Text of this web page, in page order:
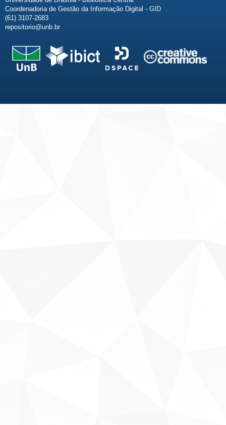
Coordenadoria de Gestão da Informação Digital - GID
(61) 3107-2683
repositorio@unb.br